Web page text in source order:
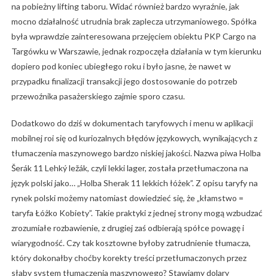
na pobieżny lifting taboru. Widać również bardzo wyraźnie, jak
mocno działalność utrudnia brak zaplecza utrzymaniowego. Spółka
była wprawdzie zainteresowana przejęciem obiektu PKP Cargo na
Targówku w Warszawie, jednak rozpoczęła działania w tym kierunku
dopiero pod koniec ubiegłego roku i było jasne, że nawet w
przypadku finalizacji transakcji jego dostosowanie do potrzeb
przewoźnika pasażerskiego zajmie sporo czasu.
Dodatkowo do dziś w dokumentach taryfowych i menu w aplikacji
mobilnej roi się od kuriozalnych błędów językowych, wynikających z
tłumaczenia maszynowego bardzo niskiej jakości. Nazwa piwa Holba
Šerák 11 Lehký ležák, czyli lekki lager, została przetłumaczona na
język polski jako… „Holba Sherak 11 lekkich łóżek”. Z opisu taryfy na
rynek polski możemy natomiast dowiedzieć się, że „kłamstwo =
taryfa Łóżko Kobiety”. Takie praktyki z jednej strony mogą wzbudzać
zrozumiałe rozbawienie, z drugiej zaś odbierają spółce powagę i
wiarygodność. Czy tak kosztowne byłoby zatrudnienie tłumacza,
który dokonałby choćby korekty treści przetłumaczonych przez
słaby system tłumaczenia maszynowego? Stawiamy dolary